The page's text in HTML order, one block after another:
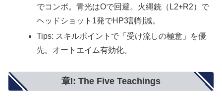
でコンボ。青光はOで回避。火縄銃（L2+R2）で
ヘッドショット1発でHP3割削減。
Tips: スキルポイントで「受け流しの極意」を優
先。オートエイム有効化。
章I: The Five Teachings